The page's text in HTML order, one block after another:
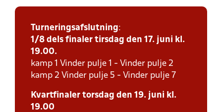
Turneringsafslutning:
1/8 dels finaler tirsdag den 17. juni kl.
19.00.
kamp 1 Vinder pulje 1 - Vinder pulje 2
kamp 2 Vinder pulje 5 - Vinder pulje 7
Kvartfinaler torsdag den 19. juni kl.
19.00